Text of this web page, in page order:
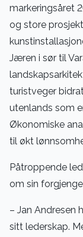
markeringsåret
og store
Jæren i sør til
turistveger
utenlands som
Økonomiske
til økt
Påtroppende
om sin
– Jan Andresen
sitt lederskap.